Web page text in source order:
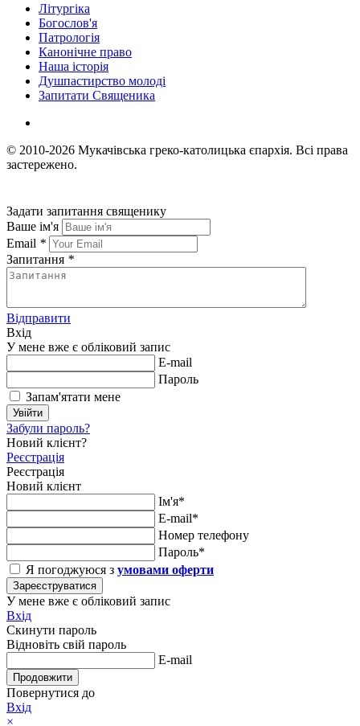
Літургіка
Богослов'я
Патрологія
Канонічне право
Наша історія
Душпастирство молоді
Запитати Священика
© 2010-2026 Мукачівська греко-католицька єпархія. Всі права
застережено.
Задати запитання священику
Ваше ім'я
Email *
Запитання *
Відправити
Вхід
У мене вже є обліковий запис
E-mail
Пароль
Запам'ятати мене
Увійти
Забули пароль?
Новий клієнт?
Реєстрація
Реєстрація
Новий клієнт
Ім'я*
E-mail*
Номер телефону
Пароль*
Я погоджуюся з умовами оферти
Зареєструватися
У мене вже є обліковий запис
Вхід
Скинути пароль
Відновіть свій пароль
E-mail
Продовжити
Повернутися до
Вхід
×